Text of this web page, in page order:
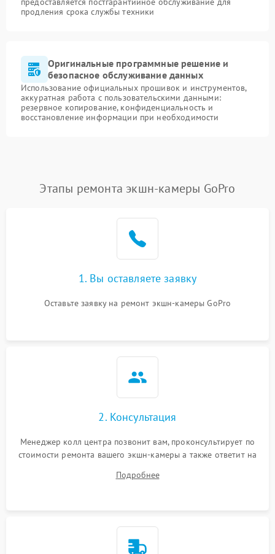
продления срока службы техники
Оригинальные программные решение и
безопасное обслуживание данных
Использование официальных прошивок и инструментов,
аккуратная работа с пользовательскими данными:
резервное копирование, конфиденциальность и
восстановление информации при необходимости
Этапы ремонта экшн-камеры GoPro
1. Вы оставляете заявку
Оставьте заявку на ремонт экшн-камеры GoPro
2. Консультация
Менеджер колл центра позвонит вам, проконсультирует по
стоимости ремонта вашего экшн-камеры а также ответит на
Подробнее